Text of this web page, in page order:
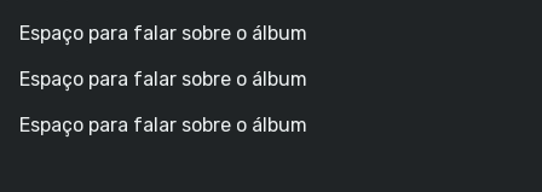
Espaço para falar sobre o álbum
Espaço para falar sobre o álbum
Espaço para falar sobre o álbum